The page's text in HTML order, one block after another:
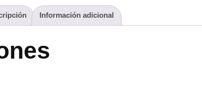
Información adicional